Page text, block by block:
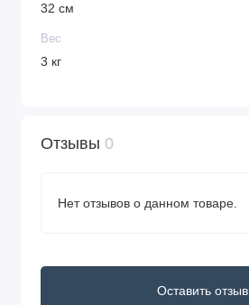
32 см
Вес
3 кг
Отзывы 0
Нет отзывов о данном товаре.
Оставить отзыв